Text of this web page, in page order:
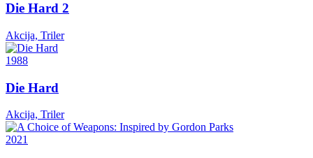
Die Hard 2
Akcija, Triler
1988
Die Hard
Akcija, Triler
2021